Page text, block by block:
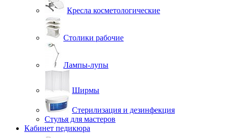
Кресла косметологические
Столики рабочие
Лампы-лупы
Ширмы
Стерилизация и дезинфекция
Стулья для мастеров
Кабинет педикюра